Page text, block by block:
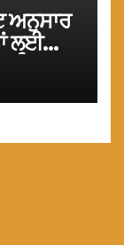
ਅਨੁਸਾਰ
ਲਈ